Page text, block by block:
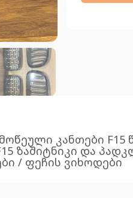
კანთები
F15 ზაშიტნიკი და
/ ფეჩის ვიხოდები